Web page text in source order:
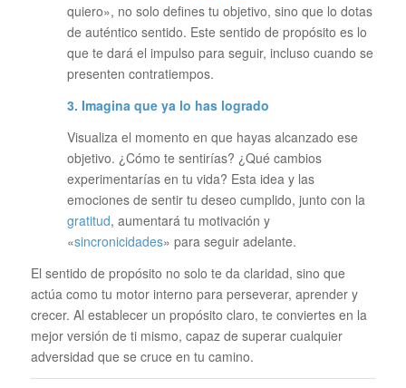
quiero», no solo defines tu objetivo, sino que lo dotas
de auténtico sentido. Este sentido de propósito es lo
que te dará el impulso para seguir, incluso cuando se
presenten contratiempos.
3. Imagina que ya lo has logrado
Visualiza el momento en que hayas alcanzado ese
objetivo. ¿Cómo te sentirías? ¿Qué cambios
experimentarías en tu vida? Esta idea y las
emociones de sentir tu deseo cumplido, junto con la
gratitud, aumentará tu motivación y
«sincronicidades» para seguir adelante.
El sentido de propósito no solo te da claridad, sino que
actúa como tu motor interno para perseverar, aprender y
crecer. Al establecer un propósito claro, te conviertes en la
mejor versión de ti mismo, capaz de superar cualquier
adversidad que se cruce en tu camino.